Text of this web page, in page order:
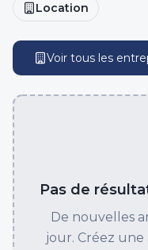
Location
Voir tous les
Pas de
De nouvelles
jour. Créez